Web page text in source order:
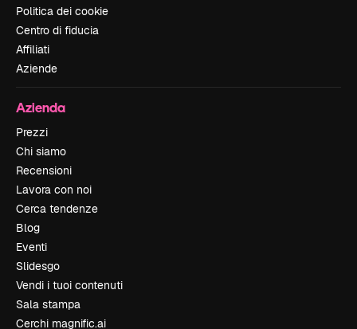
Politica dei cookie
Centro di fiducia
Affiliati
Aziende
Azienda
Prezzi
Chi siamo
Recensioni
Lavora con noi
Cerca tendenze
Blog
Eventi
Slidesgo
Vendi i tuoi contenuti
Sala stampa
Cerchi magnific.ai